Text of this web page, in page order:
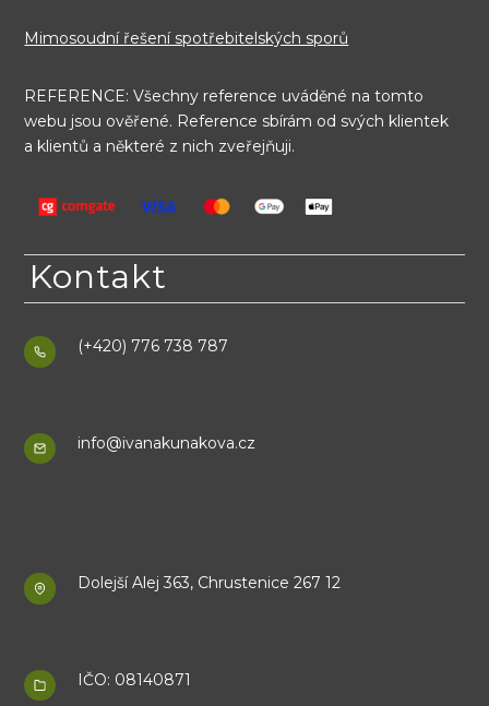
Mimosoudní řešení spotřebitelských sporů
REFERENCE: Všechny reference uváděné na tomto
webu jsou ověřené. Reference sbírám od svých klientek
a klientů a některé z nich zveřejňuji.
Kontakt
(+420) 776 738 787
info@ivanakunakova.cz
Dolejší Alej 363, Chrustenice 267 12
IČO: 08140871